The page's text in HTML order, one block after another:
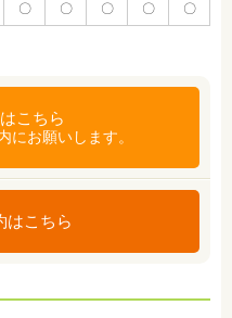
〇 〇 〇 〇 〇
こちら
お願いします。
はこちら